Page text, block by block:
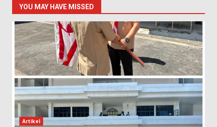
YOU MAY HAVE MISSED
Artikel